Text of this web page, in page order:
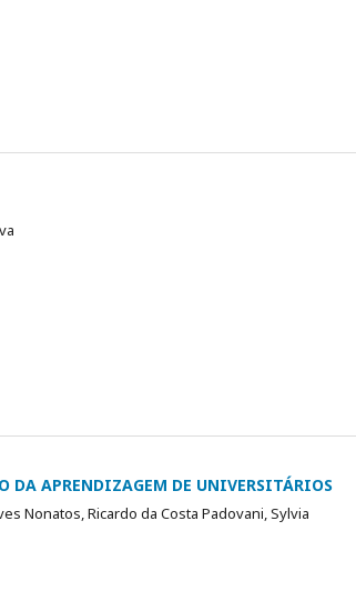
DA APRENDIZAGEM DE UNIVERSITÁRIOS
Nonatos, Ricardo da Costa Padovani, Sylvia